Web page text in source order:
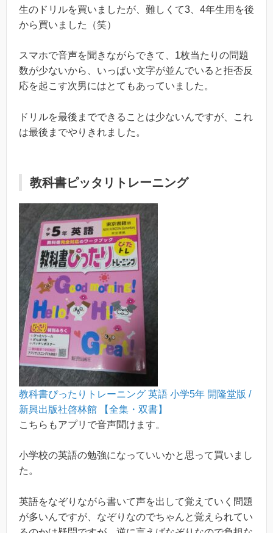
生のドリルを買いましたが、難しくて3、4年生用を後
から買いました（笑）
スマホで音声を聞きながらできて、1枚当たりの問題
数が少ないから、いっぱい文字が並んでいると拒否反
応を起こす次男にはとてもあっていました。
ドリルを最後までできることは少ないんですが、これ
は最後までやりきれました。
教科書ピッタリトレーニング
教科書ぴったりトレーニング 英語 小学5年 開隆堂版 /
新興出版社啓林館 【全集・双書】
こちらもアプリで音声聞けます。
小学校の英語の勉強になっていいかと思って買いまし
た。
英語をなぞりながら書いて声を出して覚えていく問題
が多いんですが、なぞりなのでちゃんと覚えられてい